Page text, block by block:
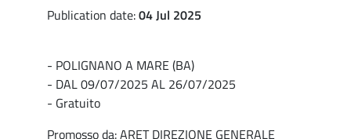
Publication date:04 Jul 2025
- POLIGNANO A MARE (BA)
- DAL 09/07/2025 AL 26/07/2025
- Gratuito
Promosso da: ARET DIREZIONE GENERALE